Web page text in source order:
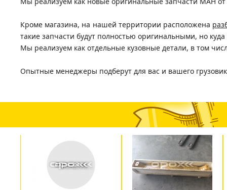
Кроме магазина, на нашей территории расположена
такие запчасти будут полностью оригинальными, но
Мы реализуем как отдельные кузовные детали, в том
Опытные менеджеры подберут для вас и вашего